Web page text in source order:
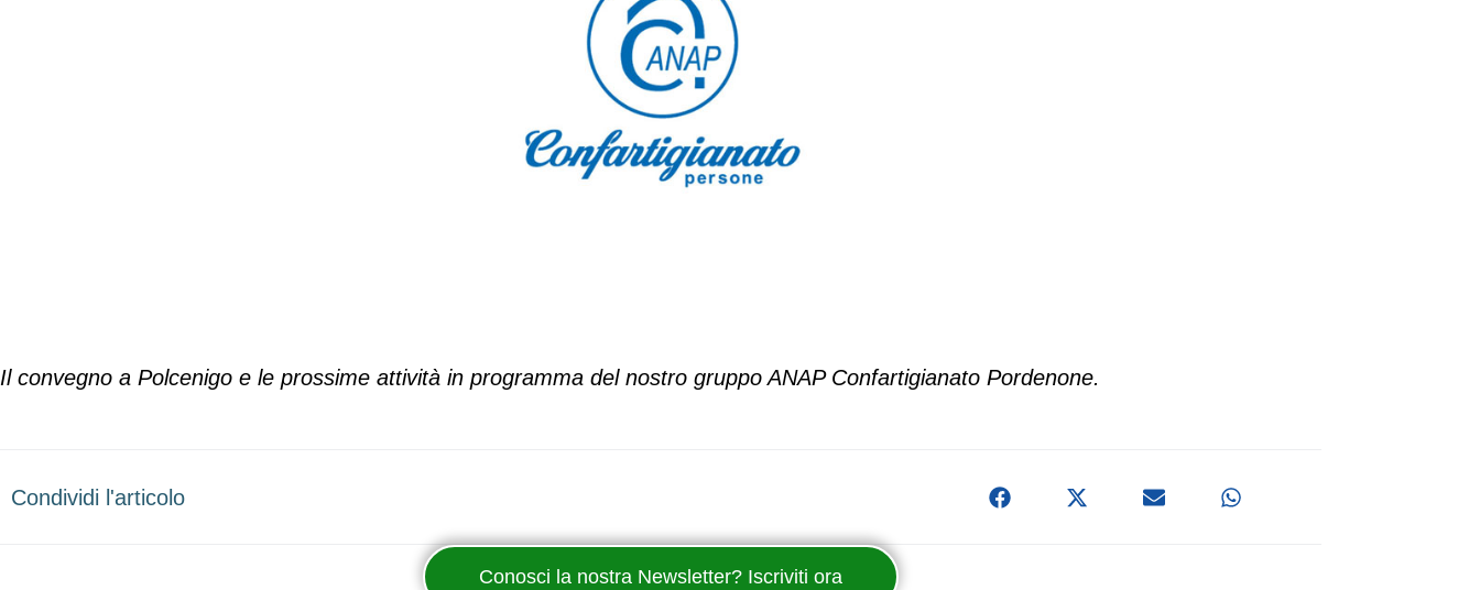
Il convegno a Polcenigo e le prossime attività in programma del nostro gruppo ANAP Confartigianato Pordenone.
Condividi l'articolo
Conosci la nostra Newsletter? Iscriviti ora